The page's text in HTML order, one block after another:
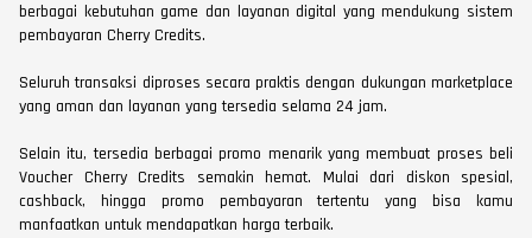
berbagai kebutuhan game dan layanan digital yang mendukung sistem
pembayaran Cherry Credits.
Seluruh transaksi diproses secara praktis dengan dukungan marketplace
yang aman dan layanan yang tersedia selama 24 jam.
Selain itu, tersedia berbagai promo menarik yang membuat proses beli
Voucher Cherry Credits semakin hemat. Mulai dari diskon spesial,
cashback, hingga promo pembayaran tertentu yang bisa kamu
manfaatkan untuk mendapatkan harga terbaik.